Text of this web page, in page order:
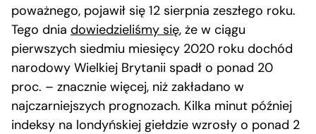
poważnego, pojawił się 12 sierpnia zeszłego roku.
Tego dnia dowiedzieliśmy się, że w ciągu
pierwszych siedmiu miesięcy 2020 roku dochód
narodowy Wielkiej Brytanii spadł o ponad 20
proc. – znacznie więcej, niż zakładano w
najczarniejszych prognozach. Kilka minut później
indeksy na londyńskiej giełdzie wzrosły o ponad 2